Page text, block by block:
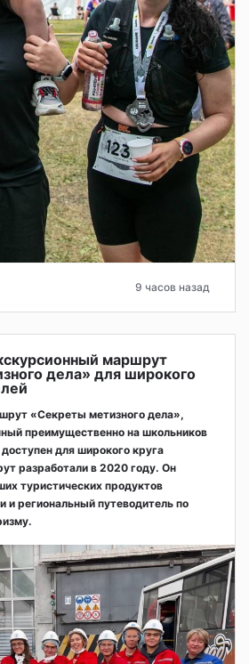
9 часов назад
маршрут
дела» для широкого
«Секреты метизного дела»,
преимущественно на школьников
для широкого круга
разработали в 2020 году. Он
туристических продуктов
и региональный путеводитель по